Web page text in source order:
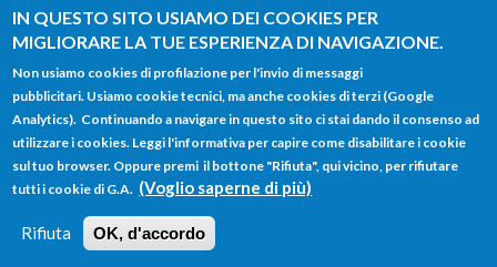
IN QUESTO SITO USIAMO DEI COOKIES PER
MIGLIORARE LA TUE ESPERIENZA DI NAVIGAZIONE.
Non usiamo cookies di profilazione per l'invio di messaggi
pubblicitari. Usiamo cookie tecnici, ma anche cookies di terzi (Google
Analytics). Continuando a navigare in questo sito ci stai dando il consenso ad
utilizzare i cookies. Leggi l'informativa per capire come disabilitare i cookie
sul tuo browser. Oppure premi il bottone "Rifiuta", qui vicino, per rifiutare
tutti i cookie di G.A. (Voglio saperne di più)
Rifiuta OK, d'accordo
Salta al contenuto principale
FORM
DI
RICERCA
Main menu
HOME TUTTI I PROFILI
LOGIN